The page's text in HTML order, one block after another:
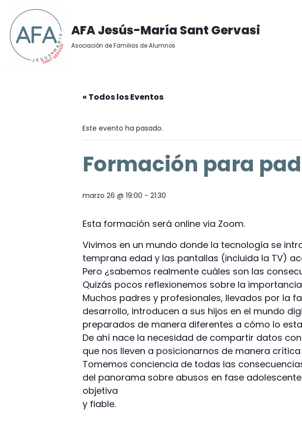
Saltar
al
contenido
AFA Jesús-María Sant Gervasi
Asociación de Familias de Alumnos
« Todos los Eventos
Este evento ha pasado.
Formación para
marzo 26 @ 19:00 - 21:30
Esta formación será online via Zoom.
Vivimos en un mundo donde la tecnología se
temprana edad y las pantallas (incluida la TV)
Pero ¿sabemos realmente cuáles son las
Quizás pocos reflexionemos sobre la
Muchos padres y profesionales, llevados por la
desarrollo, introducen a sus hijos en el mundo
preparados de manera diferentes a cómo lo
De ahí nace la necesidad de compartir datos
que nos lleven a posicionarnos de manera
Tomemos conciencia de todas las
del panorama sobre abusos en fase
objetiva
y fiable.